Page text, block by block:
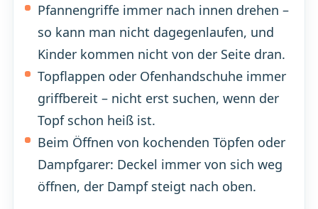
Pfannengriffe immer nach innen drehen –
so kann man nicht dagegenlaufen, und
Kinder kommen nicht von der Seite dran.
Topflappen oder Ofenhandschuhe immer
griffbereit – nicht erst suchen, wenn der
Topf schon heiß ist.
Beim Öffnen von kochenden Töpfen oder
Dampfgarer: Deckel immer von sich weg
öffnen, der Dampf steigt nach oben.